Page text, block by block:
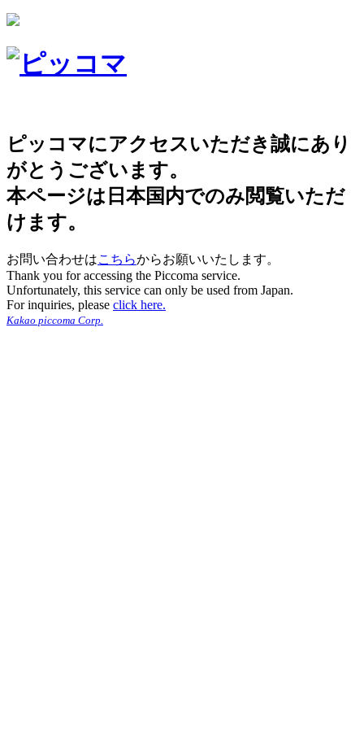
ピッコマにアクセスいただき誠にあり
がとうございます。
本ページは日本国内でのみ閲覧いただ
けます。
お問い合わせはこちらからお願いいたします。
Thank you for accessing the Piccoma service.
Unfortunately, this service can only be used from Japan.
For inquiries, please click here.
Kakao piccoma Corp.